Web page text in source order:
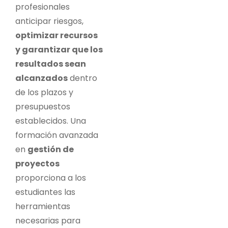
profesionales
anticipar riesgos,
optimizar recursos
y garantizar que los
resultados sean
alcanzadosdentro
de los plazos y
presupuestos
establecidos. Una
formación avanzada
en gestión de
proyectos
proporciona a los
estudiantes las
herramientas
necesarias para